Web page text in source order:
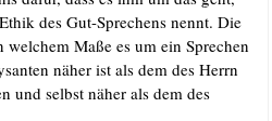
des Gut-Spre­chens nennt. Die
Maße es um ein Spre­chen
näher ist als dem des Herrn
und selbst näher als dem des